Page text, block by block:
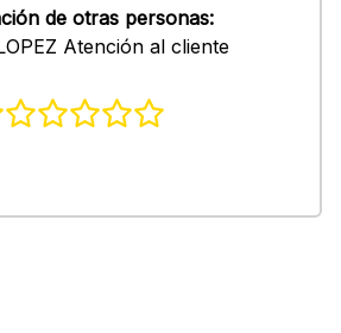
de otras personas:
Atención al cliente